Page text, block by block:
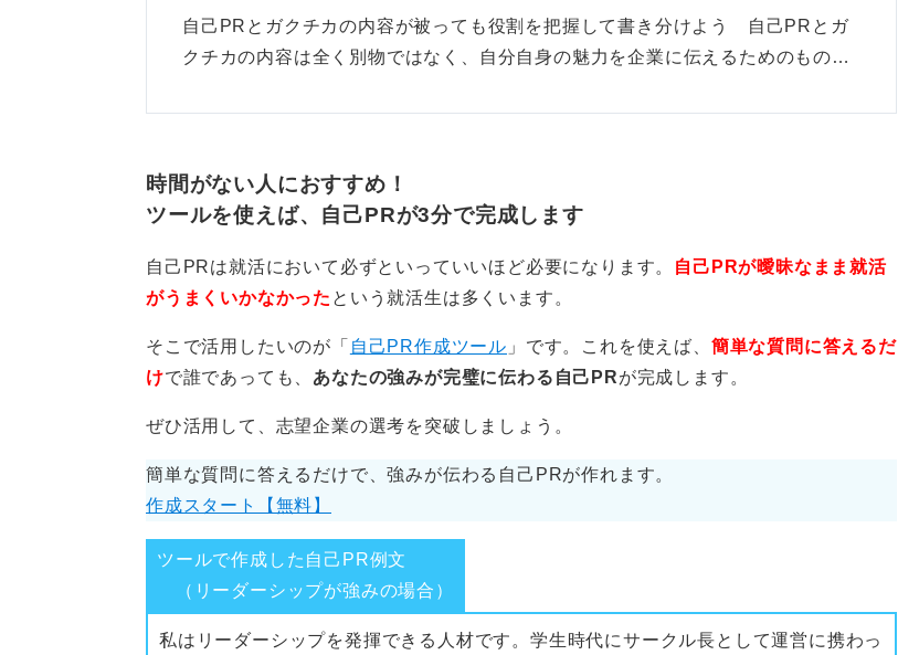
自己PRとガクチカの内容が被っても役割を把握して書き分けよう 自己PRとガ
クチカの内容は全く別物ではなく、自分自身の魅力を企業に伝えるためのもの…
時間がない人におすすめ！
ツールを使えば、自己PRが3分で完成します
自己PRは就活において必ずといっていいほど必要になります。
自己PRが曖昧なまま就活
がうまくいかなかった という就活生は多くいます。
そこで活用したいのが「 自己PR作成ツール 」です。これを使えば、 簡単な質問に答えるだ
けで誰であっても、 あなたの強みが完璧に伝わる自己PRが完成します。
ぜひ活用して、志望企業の選考を突破しましょう。
簡単な質問に答えるだけで、強みが伝わる自己PRが作れます。
作成スタート【無料】
ツールで作成した自己PR例文
（リーダーシップが強みの場合）
私はリーダーシップを発揮できる人材です。学生時代にサークル長として運営に携わっ